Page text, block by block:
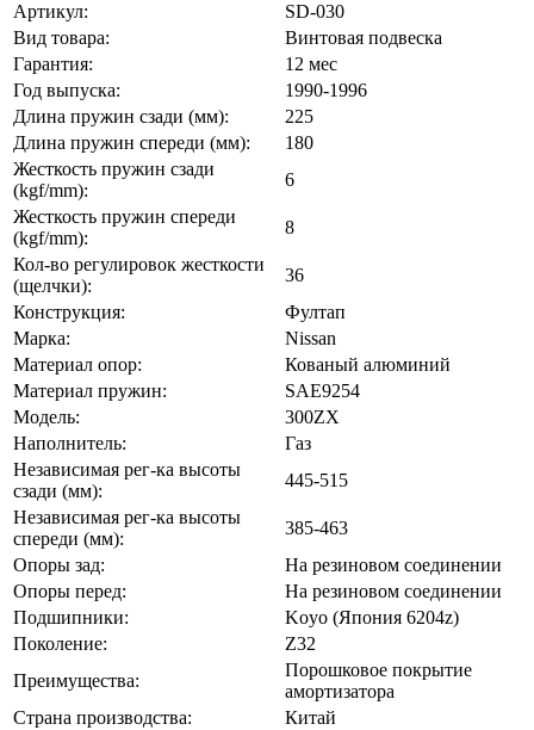
Артикул:
SD-030
Вид товара:
Винтовая подвеска
Гарантия:
12 мес
Год выпуска:
1990-1996
Длина пружин сзади (мм):
225
Длина пружин спереди (мм):
180
Жесткость пружин сзади
(kgf/mm):
6
Жесткость пружин спереди
(kgf/mm):
8
Кол-во регулировок жесткости
(щелчки):
36
Конструкция:
Фултап
Марка:
Nissan
Материал опор:
Кованый алюминий
Материал пружин:
SAE9254
Модель:
300ZX
Наполнитель:
Газ
Независимая рег-ка высоты
сзади (мм):
445-515
Независимая рег-ка высоты
спереди (мм):
385-463
Опоры зад:
На резиновом соединении
Опоры перед:
На резиновом соединении
Подшипники:
Koyo (Япония 6204z)
Поколение:
Z32
Преимущества:
Порошковое покрытие
амортизатора
Страна производства:
Китай